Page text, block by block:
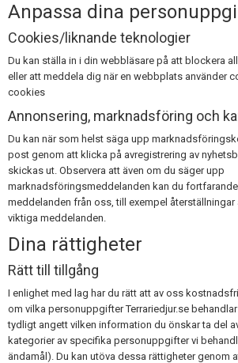
Anpassa dina
Cookies/liknande teknologier
Du kan ställa in i din webbläsare på att blockera
eller att meddela dig när en webbplats använder
cookies
Annonsering, marknadsföring och
Du kan när som helst säga upp
post genom att klicka på avregistrering av
skickas ut. Observera att även om du säger upp
marknadsföringsmeddelanden kan du
meddelanden från oss, till exempel
viktiga meddelanden.
Dina rättigheter
Rätt till tillgång
I enlighet med lag har du rätt att av oss
om vilka personuppgifter Terrariedjur.se
tydligt angett vilken information du önskar ta del
kategorier av specifika personuppgifter vi
ändamål). Du kan utöva dessa rättigheter genom